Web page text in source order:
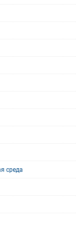
среда